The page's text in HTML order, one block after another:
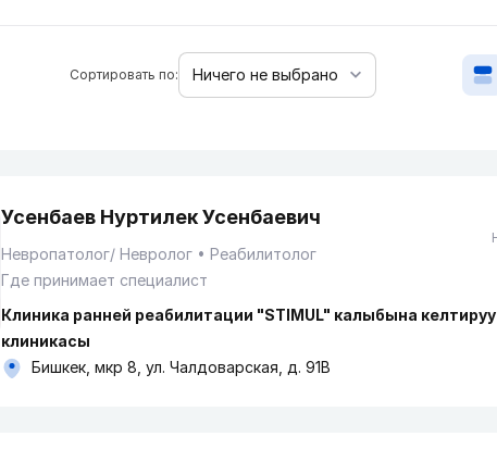
Сортировать по:
Усенбаев Нуртилек Усенбаевич
Невропатолог/ Невролог
Реабилитолог
Где принимает специалист
Клиника ранней реабилитации "STIMUL" калыбына келтируу
клиникасы
Бишкек, мкр 8, ул. Чалдоварская, д. 91В